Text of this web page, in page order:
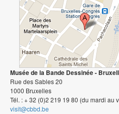
Musée de la Bande Dessinée -
Rue des Sables 20
1000 Bruxelles
Tél. : + 32 (0)2 219 19 80 (du mardi au
visit@cbbd.be